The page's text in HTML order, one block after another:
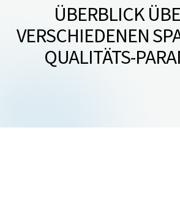
ÜBERBLICK
VERSCHIEDENEN
QUALITÄTS­-